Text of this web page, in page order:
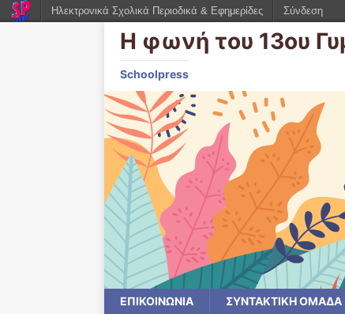
Η φωνή του 13ου
Schoolpress
ΕΠΙΚΟΙΝΩΝΙΑ ΣΥΝΤΑΚΤΙΚΗ ΟΜΑΔΑ
Ηλεκτρονικά Σχολικά Περιοδικά & Εφημερίδες Σύνδεση